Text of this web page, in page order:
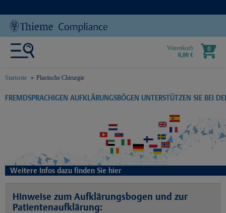
Warenkorb
0,00 €
0
Startseite Plastische Chirurgie
text.skipToContent
text.skipToNavigation
FREMDSPRACHIGEN AUFKLÄRUNGSBÖGEN UNTERSTÜTZEN SIE BEI
Weitere Infos dazu finden Sie hier
Hinweise zum Aufklärungsbogen und zur
Patientenaufklärung: